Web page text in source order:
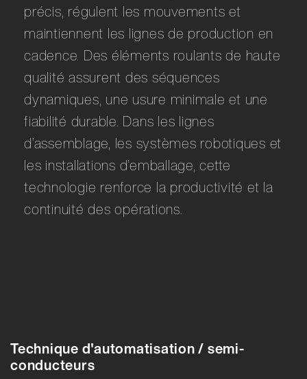
précis, régulent les mouvements et
maintiennent les lignes de production en
cadence. Des éléments roulants de haute
qualité assurent des séquences
dynamiques, une usure minimale et une
fiabilité durable. Dans les lignes
d’assemblage, les systèmes robotiques et
les installations d’emballage, cette
technologie renforce la productivité et la
continuité des opérations.
Technique d'automatisation / semi-
conducteurs